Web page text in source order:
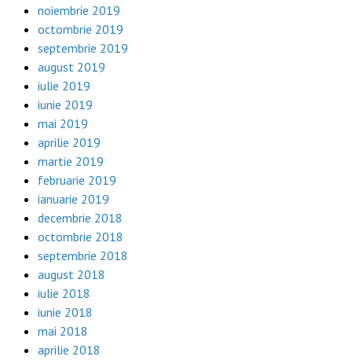
noiembrie 2019
octombrie 2019
septembrie 2019
august 2019
iulie 2019
iunie 2019
mai 2019
aprilie 2019
martie 2019
februarie 2019
ianuarie 2019
decembrie 2018
octombrie 2018
septembrie 2018
august 2018
iulie 2018
iunie 2018
mai 2018
aprilie 2018